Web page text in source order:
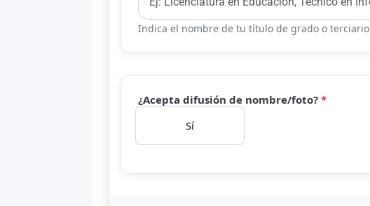
Indica el nombre de tu título de grado o terciario
¿Acepta difusión de nombre/foto?*
Sí